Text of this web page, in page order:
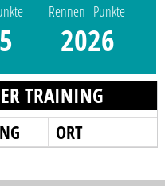
Rennen Punkte
2026
TRAINING
ORT